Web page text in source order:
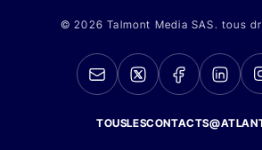
© 2026 Talmont Media SAS. tous